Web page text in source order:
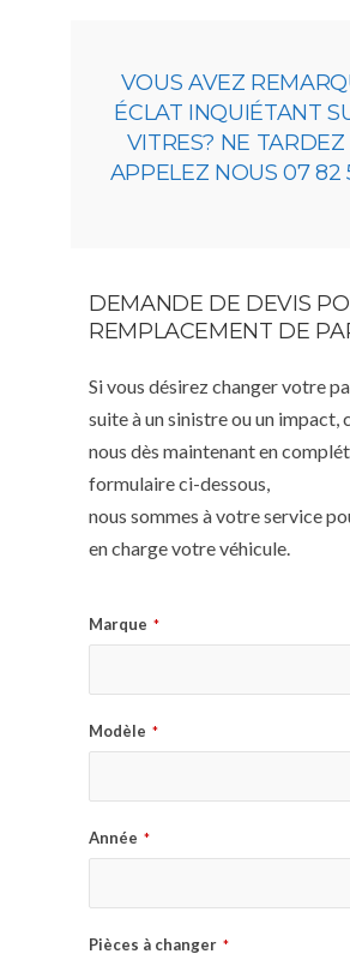
VOUS AVEZ
ÉCLAT INQUIÉTANT
VITRES? NE TARDEZ
APPELEZ NOUS 07 82
DEMANDE DE DEVIS
REMPLACEMENT DE
Si vous désirez changer votre
suite à un sinistre ou un impact,
nous dès maintenant en
formulaire ci-dessous,
nous sommes à votre service
en charge votre véhicule.
Marque *
Modèle *
Année *
Pièces à changer *